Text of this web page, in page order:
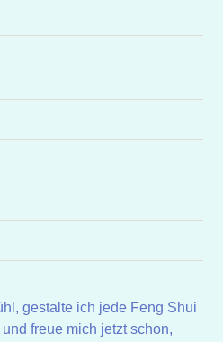
gestalte ich jede Feng Shui
freue mich jetzt schon,